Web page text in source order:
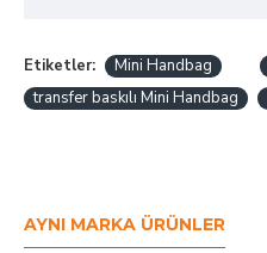
Etiketler: Mini Handbag
transfer baskılı Mini Handbag
AYNI MARKA ÜRÜNLER